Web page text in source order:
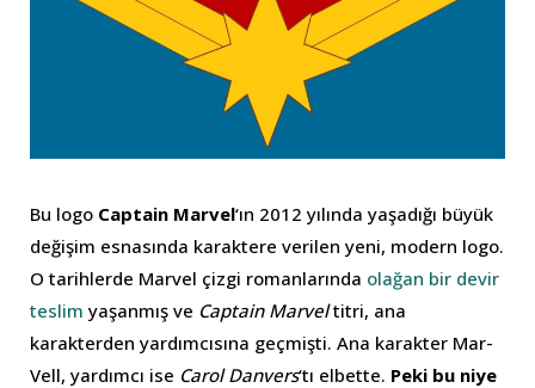
Bu logo Captain Marvel‘ın 2012 yılında yaşadığı büyük
değişim esnasında karaktere verilen yeni, modern logo.
O tarihlerde Marvel çizgi romanlarında olağan bir devir
teslim yaşanmış ve Captain Marveltitri, ana
karakterden yardımcısına geçmişti. Ana karakter Mar-
Vell, yardımcı ise Carol Danvers‘tı elbette. Peki bu niye